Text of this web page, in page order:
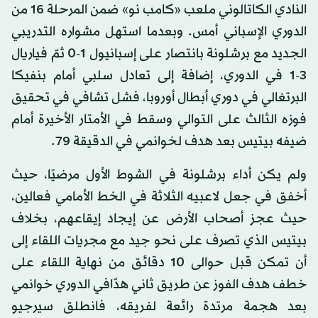
النادي الكاتالوني ملعب «كامب نو» ضمن المرحلة 16 من
الدوري الإسباني أمس. وبعدما استهل مشواره التدريبي
الجديد مع برشلونة بانتصار على إسبانيول 1-0 ثمّ فياريال
3-1 في الدوري، إضافة إلى تعادل سلبي أمام بنفيكا
البرتغالي في دوري أبطال أوروبا، فشل تشافي في تحقيق
فوزه الثالث على التوالي وسقط في الأمتار الأخيرة أمام
ضيفه بيتيس بعد هدف لخوانمي في الدقيقة 79.
ولم يكن أداء برشلونة في الشوط الأول مرضيًا، حيث
أخفق في جعل لاعبيه الثلاثة في الخط الأمامي فعالين،
حيث عجز أصحاب الأرض عن إيجاد إيقاعهم، بخلاف
بيتيس الذي تصرف على نحو جيد مع مجريات اللقاء إلى
أن تمكن قبل حوالى 10 دقائق من نهاية اللقاء على
خطف هدف الفوز عن طريق ثاني هدّافي الدوري خوانمي
بعد هجمة مرتدة رائعة لفريقه، فانطلق سيرجيو